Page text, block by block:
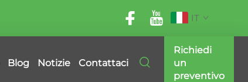
IT
Blog Notizie Contattaci
Richiedi
un
preventivo